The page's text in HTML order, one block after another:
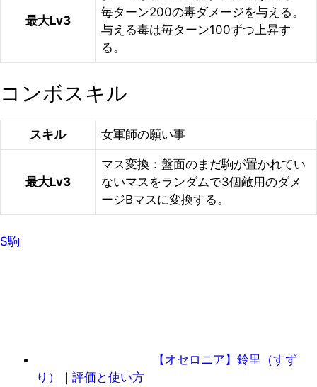
最大Lv3
毎ターン200の毒ダメージを与える。
与える毒は毎ターン100ずつ上昇す
る。
コンボスキル
スキル 女軍師の願い事
最大Lv3
マス変換：盤面のまだ駒が置かれてい
ないマスをランダムで3個敵用のダメ
ージBマスに変換する。
S駒
【オセロニア】鈴里（すず
り）｜評価と使い方